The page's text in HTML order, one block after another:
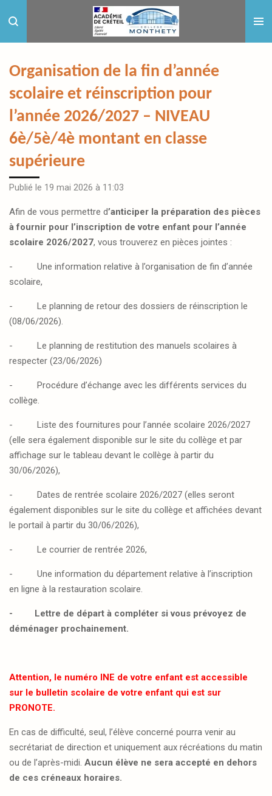
au
contenu
Organisation de la fin d’année
scolaire et réinscription pour
l’année 2026/2027 – NIVEAU
6è/5è/4è montant en classe
supérieure
Publié le 19 mai 2026 à 11:03
Afin de vous permettre d’anticiper la préparation des pièces
à fournir pour l’inscription de votre enfant pour l’année
scolaire 2026/2027, vous trouverez en pièces jointes :
-
Une information relative à l’organisation de fin d’année
scolaire,
-
Le planning de retour des dossiers de réinscription le
(08/06/2026).
-
Le planning de restitution des manuels scolaires à
respecter (23/06/2026)
-
Procédure d’échange avec les différents services du
collège.
-
Liste des fournitures pour l’année scolaire 2026/2027
(elle sera également disponible sur le site du collège et par
affichage sur le tableau devant le collège à partir du
30/06/2026),
- Dates de rentrée scolaire 2026/2027 (elles seront
également disponibles sur le site du collège et affichées devant
le portail à partir du 30/06/2026),
- Le courrier de rentrée 2026,
-
Une information du département relative à l’inscription
en ligne à la restauration scolaire.
- Lettre de départ à compléter si vous prévoyez de
déménager prochainement.
Attention, le numéro INE de votre enfant est accessible
sur le bulletin scolaire de votre enfant qui est sur
PRONOTE.
En cas de difficulté, seul, l’élève concerné pourra venir au
secrétariat de direction et uniquement aux récréations du matin
ou de l’après-midi. Aucun élève ne sera accepté en dehors
de ces créneaux horaires.